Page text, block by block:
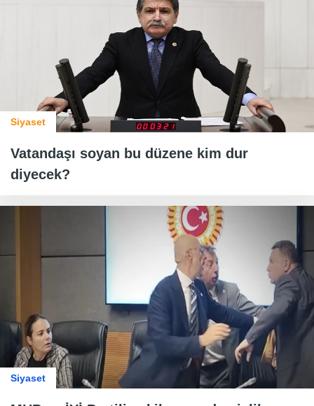
Siyaset
Vatandaşı soyan bu düzene kim dur
diyecek?
Siyaset